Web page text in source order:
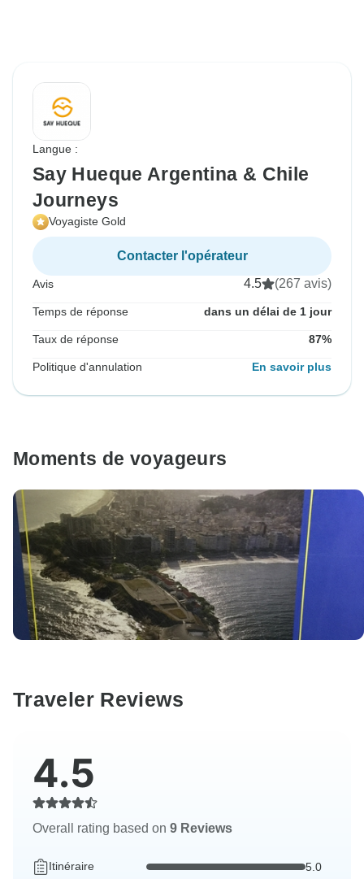
Langue :
Say Hueque Argentina & Chile
Journeys
Voyagiste Gold
Contacter l'opérateur
Avis 4.5 (267 avis)
Temps de réponse dans un délai de 1 jour
Taux de réponse 87%
Politique d'annulation En savoir plus
Moments de voyageurs
Traveler Reviews
4.5
Overall rating based on 9 Reviews
Itinéraire 5.0